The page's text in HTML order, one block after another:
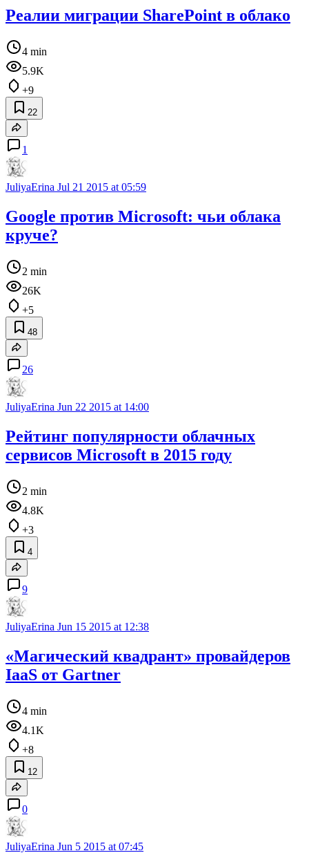
Реалии миграции SharePoint в облако
4 min
5.9K
+9
22
1
JuliyaErina Jul 21 2015 at 05:59
Google против Microsoft: чьи облака
круче?
2 min
26K
+5
48
26
JuliyaErina Jun 22 2015 at 14:00
Рейтинг популярности облачных
сервисов Microsoft в 2015 году
2 min
4.8K
+3
4
9
JuliyaErina Jun 15 2015 at 12:38
«Магический квадрант» провайдеров
IaaS от Gartner
4 min
4.1K
+8
12
0
JuliyaErina Jun 5 2015 at 07:45